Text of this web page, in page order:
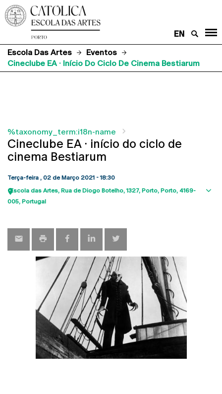
EN
Escola Das Artes
Eventos
Cineclube EA · Início Do Ciclo De Cinema Bestiarum
%taxonomy_term:i18n-name
Cineclube EA · início do ciclo de
cinema Bestiarum
Terça-feira , 02 de Março 2021 - 18:30
Escola das Artes Rua de Diogo Botelho, 1327 Porto Porto 4169-
005 Portugal